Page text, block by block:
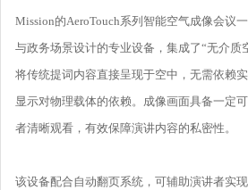
Mission的AeroTouch系列智能空气成像会议
与政务场景设计的专业设备，集成了“无介质
将传统提词内容直接呈现于空中，无需依赖
显示对物理载体的依赖。成像画面具备一定
者清晰观看，有效保障演讲内容的私密性。
该设备配合自动翻页系统，可辅助演讲者实